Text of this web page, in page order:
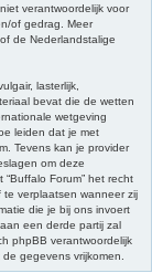
verantwoordelijk voor
of gedrag. Meer
of de Nederlandstalige
lasterlijk,
bevat die de wetten
wetgeving
leiden dat je met
Tevens kan je provider
om deze
Forum” het recht
verplaatsen wanneer zij
die je bij ons invoert
een derde partij zal
phpBB verantwoordelijk
gegevens vrijkomen.